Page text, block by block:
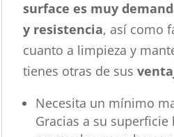
surface es muy
y resistencia, así como
cuanto a limpieza y
tienes otras de sus
Necesita un mínimo
Gracias a su